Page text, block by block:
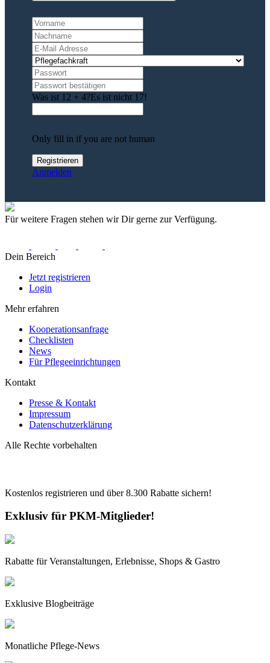
Was ist 12 + 4?Es ist nicht 17!
Only fill in if you are not human
Anmelden
Für weitere Fragen stehen wir Dir gerne zur Verfügung.
Dein Bereich
Jetzt registrieren
Login
Mehr erfahren
Kooperationsanfrage
Checklisten
News
Für Pflegeeinrichtungen
Kontakt
Presse & Kontakt
Impressum
Datenschutzerklärung
Alle Rechte vorbehalten
Kostenlos registrieren und über8.300 Rabatte sichern!
Exklusiv für PKM-Mitglieder!
Rabatte für Veranstaltungen, Erlebnisse, Shops & Gastro
Exklusive Blogbeiträge
Monatliche Pflege-News